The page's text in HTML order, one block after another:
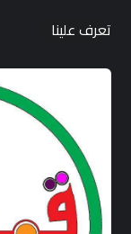
تعرف علينا